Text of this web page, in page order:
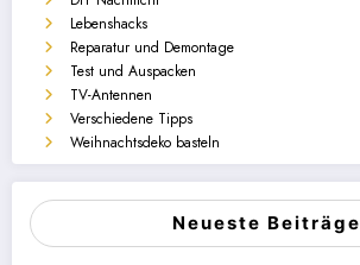
Lebenshacks
Reparatur und Demontage
Test und Auspacken
TV-Antennen
Verschiedene Tipps
Weihnachtsdeko basteln
Neueste Beiträge